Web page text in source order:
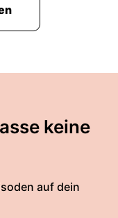
keine
auf dein